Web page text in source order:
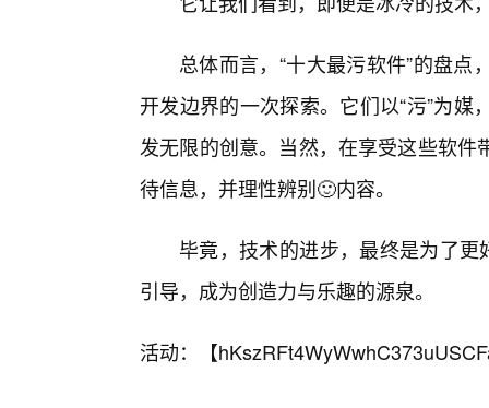
总体而言，“十大最污软件”的盘
开发边界的一次探索。它们以“污”为
发无限的创意。当然，在享受这些软
待信息，并理性辨别🙂内容。
毕竟，技术的进步，最终是为了更
引导，成为创造力与乐趣的源泉。
活动：【